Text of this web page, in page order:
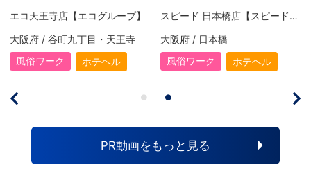
エコ天王寺店【エコグループ】
大阪府 / 谷町九丁目・天王寺
風俗ワーク
ホテヘル
スピード 日本橋店【スピードグループ】
大阪府 / 日本橋
風俗ワーク
ホテヘル
PR動画をもっと見る